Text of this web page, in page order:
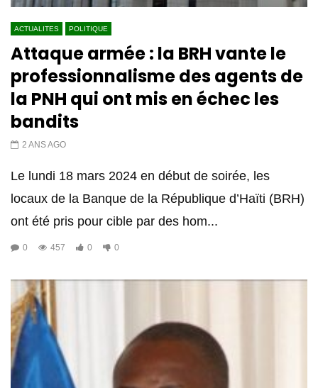
ACTUALITES POLITIQUE
Attaque armée : la BRH vante le
professionnalisme des agents de
la PNH qui ont mis en échec les
bandits
2 ANS AGO
Le lundi 18 mars 2024 en début de soirée, les
locaux de la Banque de la République d’Haïti (BRH)
ont été pris pour cible par des hom...
0 457 0 0